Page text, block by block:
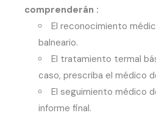
comprenderán :
El reconocimiento
balneario.
El tratamiento termal
caso, prescriba el médico
El seguimiento médico
informe final.